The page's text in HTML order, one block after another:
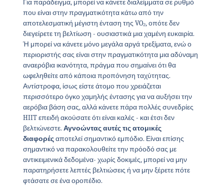
Για παράδειγμα, μπορεί να κάνετε διαλείμματα σε ρυθμό
που είναι στην πραγματικότητα κάτω από την
αποτελεσματική μέγιστη ένταση της VO₂, οπότε δεν
διεγείρετε τη βελτίωση - ουσιαστικά μια χαμένη ευκαιρία.
Ή μπορεί να κάνετε μόνο μεγάλα αργά τρεξίματα, ενώ ο
περιοριστής σας είναι στην πραγματικότητα μια αδύναμη
αναερόβια ικανότητα, πράγμα που σημαίνει ότι θα
ωφεληθείτε από κάποια προπόνηση ταχύτητας.
Αντίστροφα, ίσως είστε άτομο που χρειάζεται
περισσότερο όγκο χαμηλής έντασης για να αυξήσει την
αερόβια βάση σας, αλλά κάνετε πάρα πολλές συνεδρίες
HIIT επειδή ακούσατε ότι είναι καλές - και έτσι δεν
βελτιώνεστε. Αγνοώντας αυτές τις ατομικές
διαφορέςαποτελεί σημαντικό εμπόδιο. Είναι επίσης
σημαντικό να παρακολουθείτε την πρόοδό σας με
αντικειμενικά δεδομένα- χωρίς δοκιμές, μπορεί να μην
παρατηρήσετε λεπτές βελτιώσεις ή να μην ξέρετε πότε
φτάσατε σε ένα οροπέδιο.